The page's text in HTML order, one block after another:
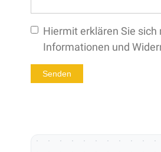
Hiermit erklären Sie
Informationen und
Senden